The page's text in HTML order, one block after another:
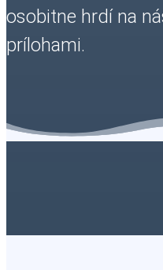
osobitne hrdí na
prílohami.